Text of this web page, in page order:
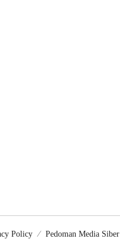
Policy Pedoman Media Siber